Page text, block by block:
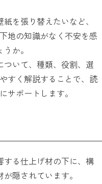
を張り替えたいなど、
地の知識がなく不安を感
か。
ついて、種類、役割、選
すく解説することで、読
サポートします。
る仕上げ材の下に、構
隠されています。